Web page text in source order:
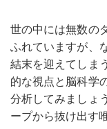
世の中には無数の
ふれていますが、
結末を迎えてしま
的な視点と脳科学
分析してみましょ
ープから抜け出す